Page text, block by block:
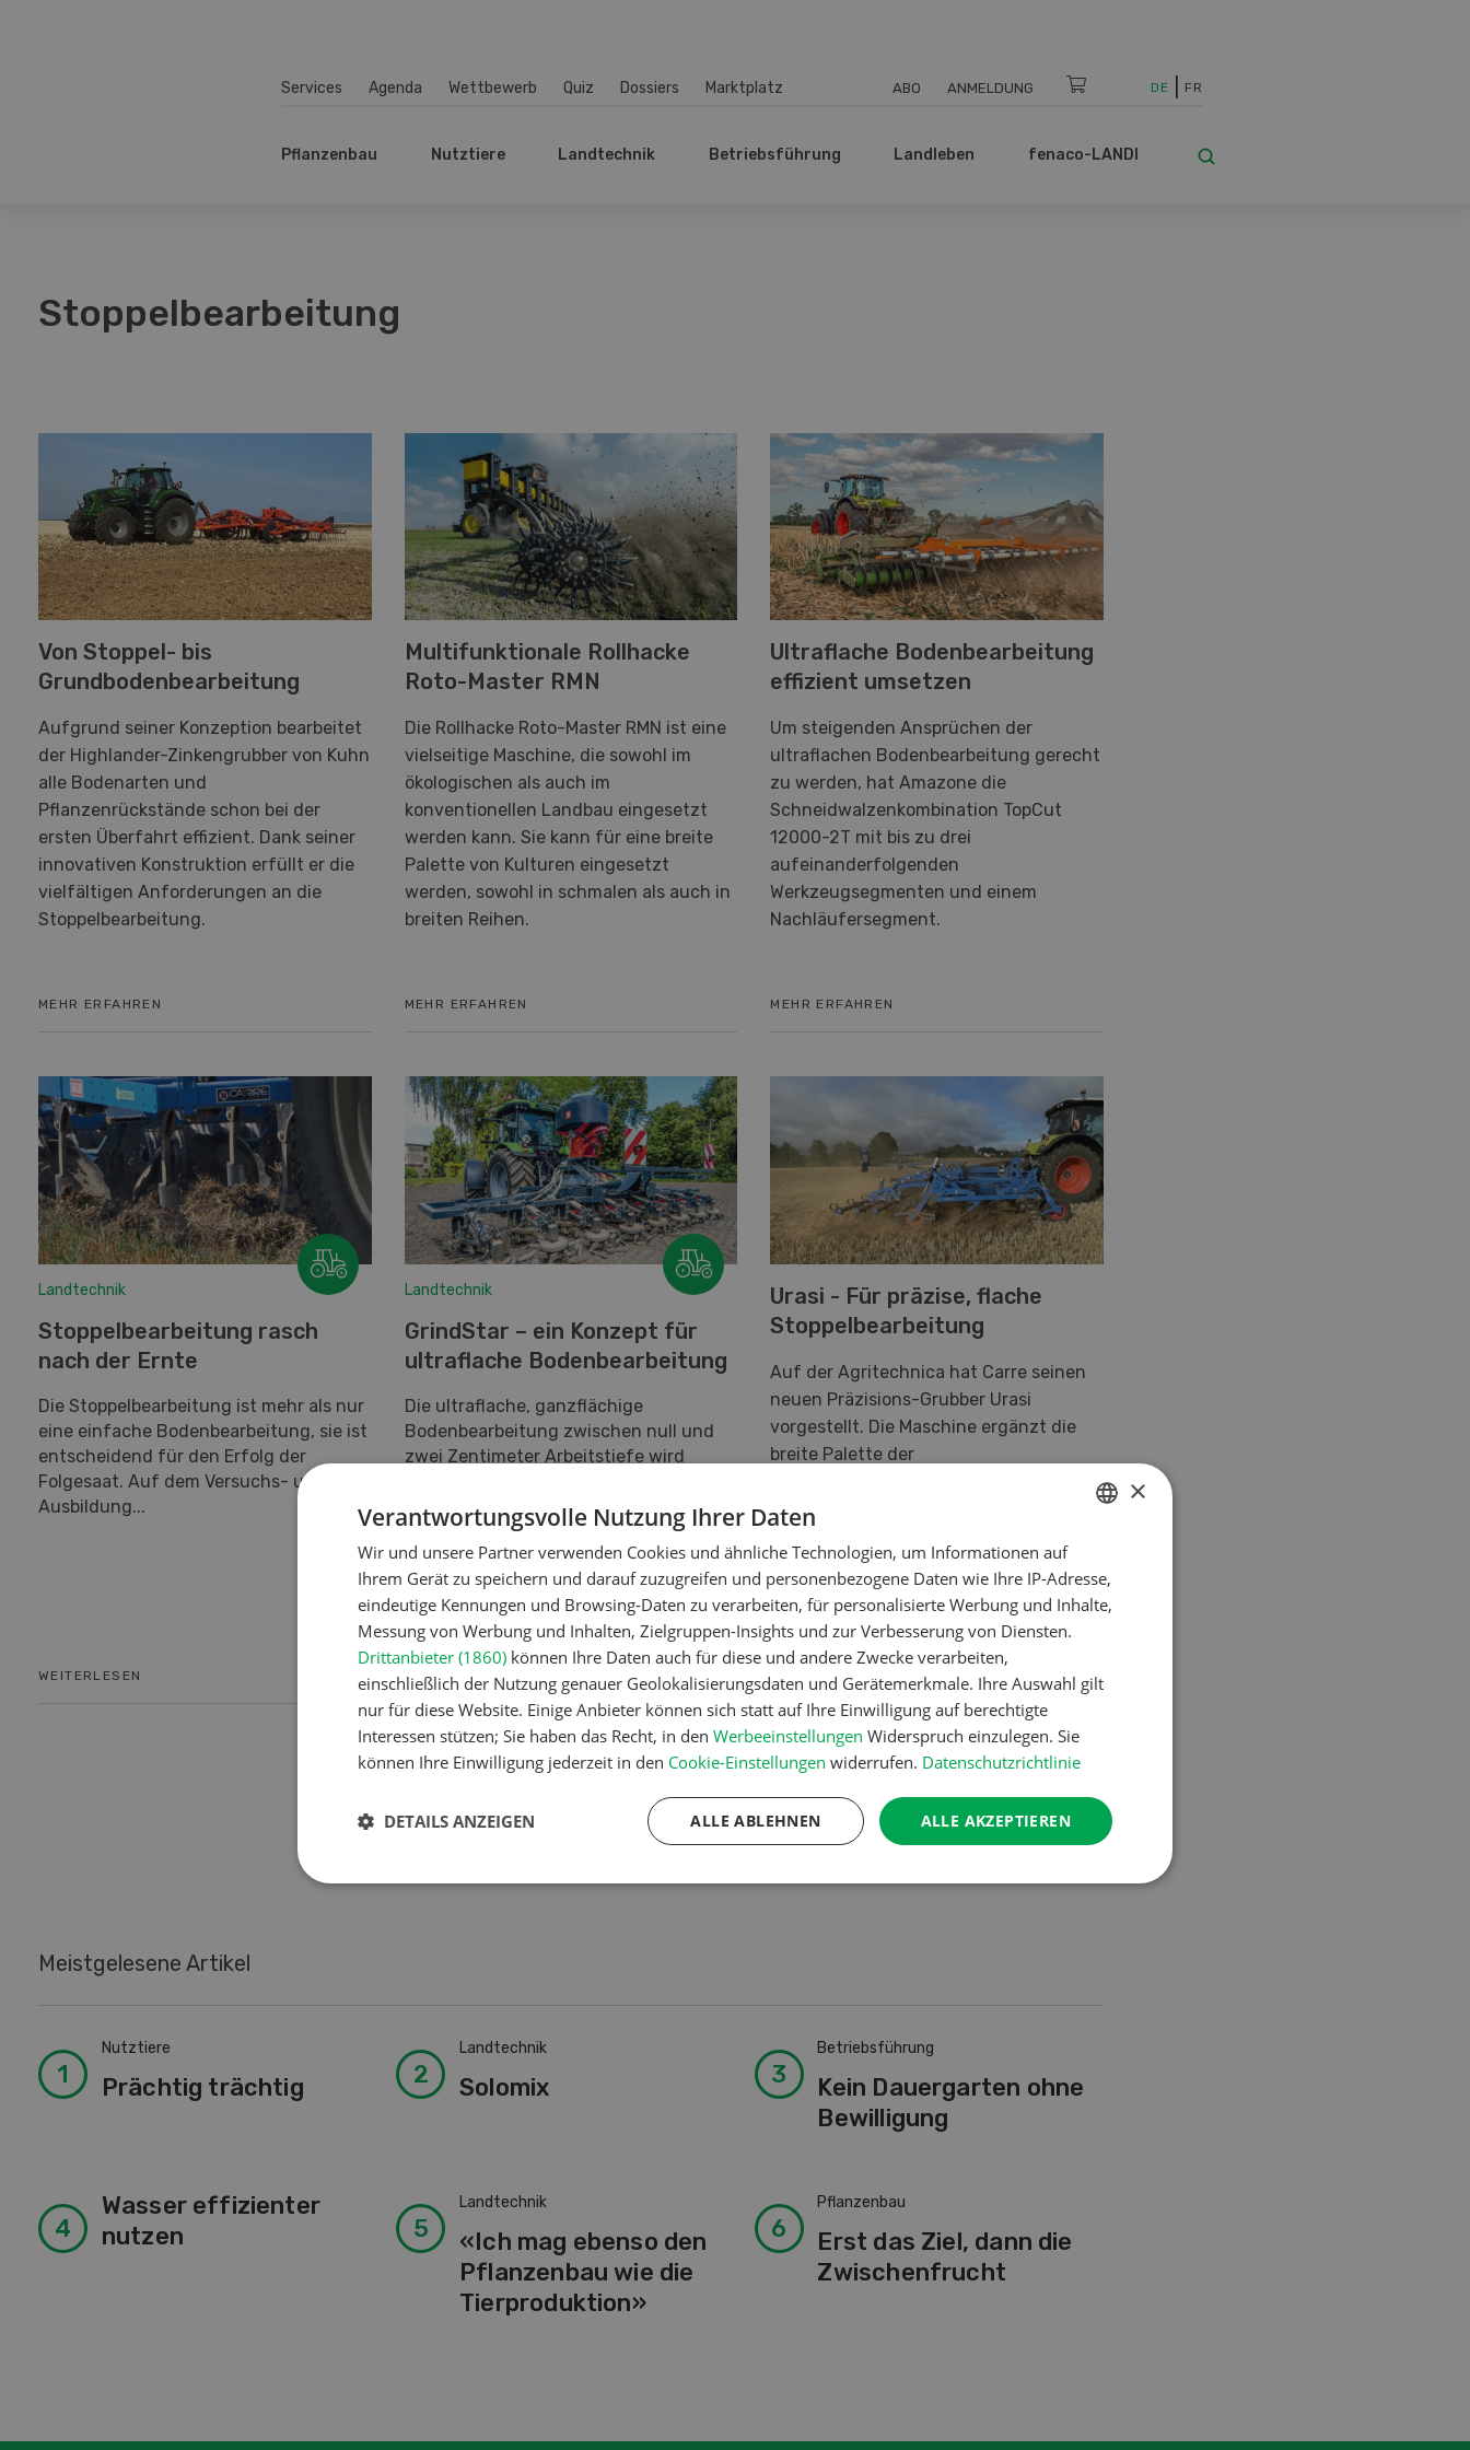
Services Agenda Wettbewerb Quiz Dossiers Marktplatz ABO ANMELDUNG DE FR
Pflanzenbau Nutztiere Landtechnik Betriebsführung Landleben fenaco-LANDI
Stoppelbearbeitung
Von Stoppel- bis
Grundbodenbearbeitung
Aufgrund seiner Konzeption bearbeitet
der Highlander-Zinkengrubber von Kuhn
alle Bodenarten und
Pflanzenrückstände schon bei der
ersten Überfahrt effizient. Dank seiner
innovativen Konstruktion erfüllt er die
vielfältigen Anforderungen an die
Stoppelbearbeitung.
MEHR ERFAHREN
Multifunktionale Rollhacke
Roto-Master RMN
Die Rollhacke Roto-Master RMN ist eine
vielseitige Maschine, die sowohl im
ökologischen als auch im
konventionellen Landbau eingesetzt
werden kann. Sie kann für eine breite
Palette von Kulturen eingesetzt
werden, sowohl in schmalen als auch in
breiten Reihen.
MEHR ERFAHREN
Ultraflache Bodenbearbeitung
effizient umsetzen
Um steigenden Ansprüchen der
ultraflachen Bodenbearbeitung gerecht
zu werden, hat Amazone die
Schneidwalzenkombination TopCut
12000-2T mit bis zu drei
aufeinanderfolgenden
Werkzeugsegmenten und einem
Nachläufersegment.
MEHR ERFAHREN
Landtechnik
Stoppelbearbeitung rasch
nach der Ernte
Die Stoppelbearbeitung ist mehr als nur
eine einfache Bodenbearbeitung, sie ist
entscheidend für den Erfolg der
Folgesaat. Auf dem Versuchs- und
Ausbildung...
WEITERLESEN
Landtechnik
GrindStar – ein Konzept für
ultraflache Bodenbearbeitung
Die ultraflache, ganzflächige
Bodenbearbeitung zwischen null und
zwei Zentimeter Arbeitstiefe wird
Rotoren mit je sieben...
WEITERLESEN
Urasi - Für präzise, flache
Stoppelbearbeitung
Auf der Agritechnica hat Carre seinen
neuen Präzisions-Grubber Urasi
vorgestellt. Die Maschine ergänzt die
breite Palette der
die bereits aus Culti 4000, Onatar Neo,
ist ideal für die flache
Stoppelbearbeitung.
MEHR ERFAHREN
Meistgelesene Artikel
Nutztiere
Prächtig trächtig
Landtechnik
Solomix
Betriebsführung
Kein Dauergarten ohne
Bewilligung
Wasser effizienter
nutzen
Landtechnik
«Ich mag ebenso den
Pflanzenbau wie die
Tierproduktion»
Pflanzenbau
Erst das Ziel, dann die
Zwischenfrucht
FRENCH
×
Verantwortungsvolle Nutzung Ihrer Daten
Wir und unsere Partner verwenden Cookies und ähnliche Technologien, um Informationen auf
Ihrem Gerät zu speichern und darauf zuzugreifen und personenbezogene Daten wie Ihre IP-Adresse,
eindeutige Kennungen und Browsing-Daten zu verarbeiten, für personalisierte Werbung und Inhalte,
Messung von Werbung und Inhalten, Zielgruppen-Insights und zur Verbesserung von Diensten.
Drittanbieter (1860) können Ihre Daten auch für diese und andere Zwecke verarbeiten,
einschließlich der Nutzung genauer Geolokalisierungsdaten und Gerätemerkmale. Ihre Auswahl gilt
nur für diese Website. Einige Anbieter können sich statt auf Ihre Einwilligung auf berechtigte
Interessen stützen; Sie haben das Recht, in den Werbeeinstellungen Widerspruch einzulegen. Sie
können Ihre Einwilligung jederzeit in den Cookie-Einstellungen widerrufen. Datenschutzrichtlinie
ALLE AKZEPTIEREN
ALLE ABLEHNEN
DETAILS ANZEIGEN